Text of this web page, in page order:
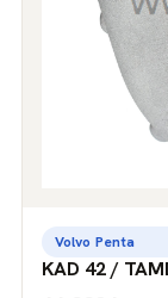
Volvo Penta
KAD 42 /